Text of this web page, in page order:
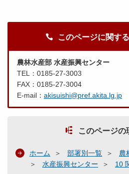
このページに関す
農林水産部 水産振興センター
TEL：0185-27-3003
FAX：0185-27-3004
E-mail： akisuishi@pref.akita.lg.jp
このページの
ホーム 部署別一覧
農
水産振興センター
10